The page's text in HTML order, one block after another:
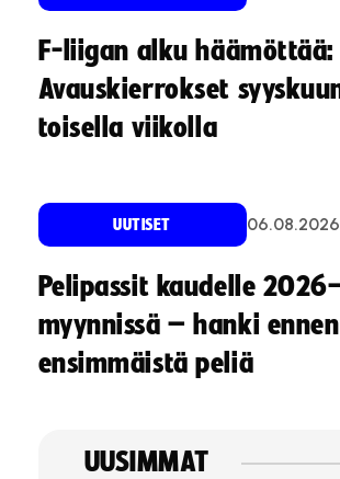
F-liigan alku häämöttää:
Avauskierrokset
toisella viikolla
UUTISET 06.08.2026
Pelipassit kaudelle
myynnissä – hanki ennen
ensimmäistä peliä
UUSIMMAT